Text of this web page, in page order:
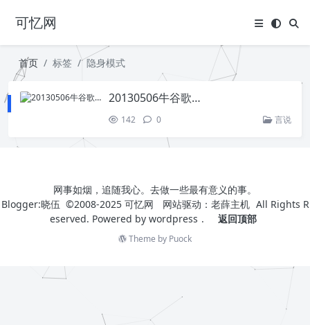
可忆网
首页 标签 隐身模式
20130506牛谷歌…
142 0 言说
网事如烟，追随我心。去做一些最有意义的事。
Blogger:晓伍 ©2008-2025 可忆网 网站驱动： 老薛主机 All Rights R
eserved. Powered by wordpress . 返回顶部
Theme by Puock